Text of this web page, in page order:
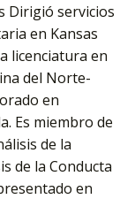
Dirigió servicios
en Kansas
licenciatura en
del Norte-
en
Es miembro de
de la
de la Conducta
en